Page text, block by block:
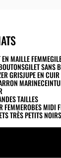
EN MAILLE FEMME
GILET SANS
GRISJUPE EN
MARINE
TAILLES
FEMMEROBES MIDI
TRÈS PETITS